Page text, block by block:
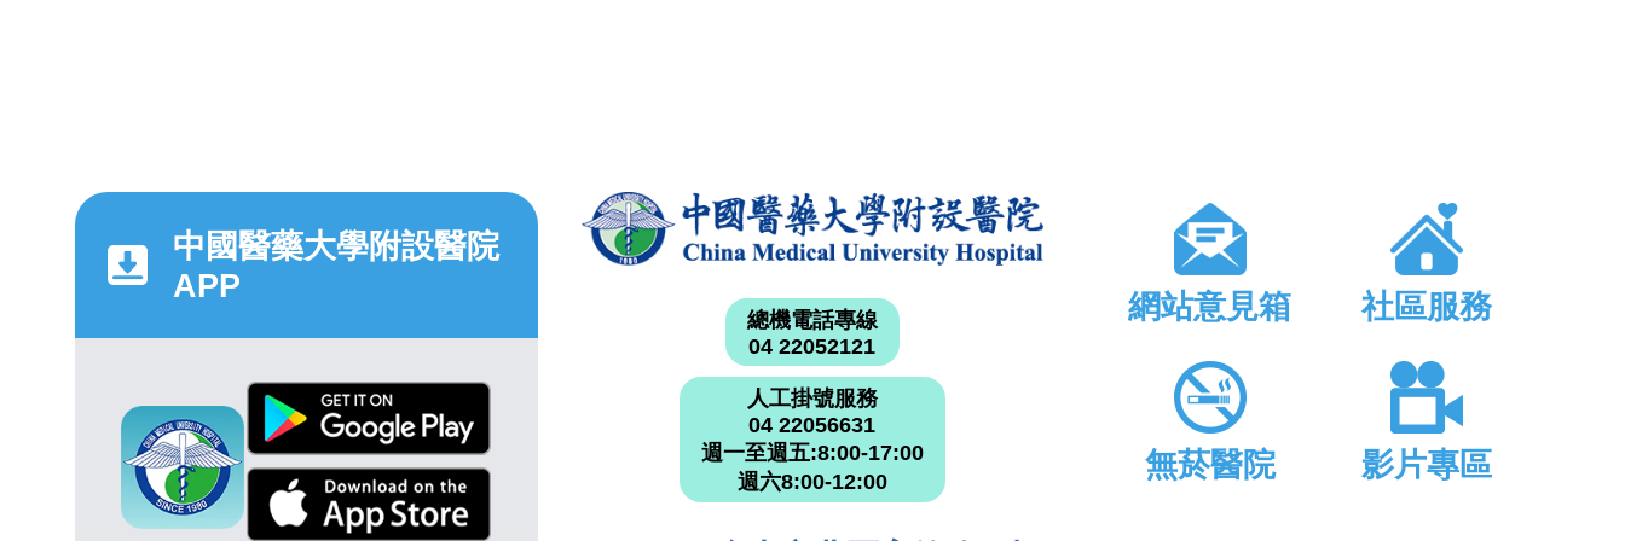
中國醫藥大學附設醫院
APP
總機電話專線
04 22052121
人工掛號服務
04 22056631
週一至週五:8:00-17:00
週六8:00-12:00
網站意見箱 社區服務
無菸醫院 影片專區